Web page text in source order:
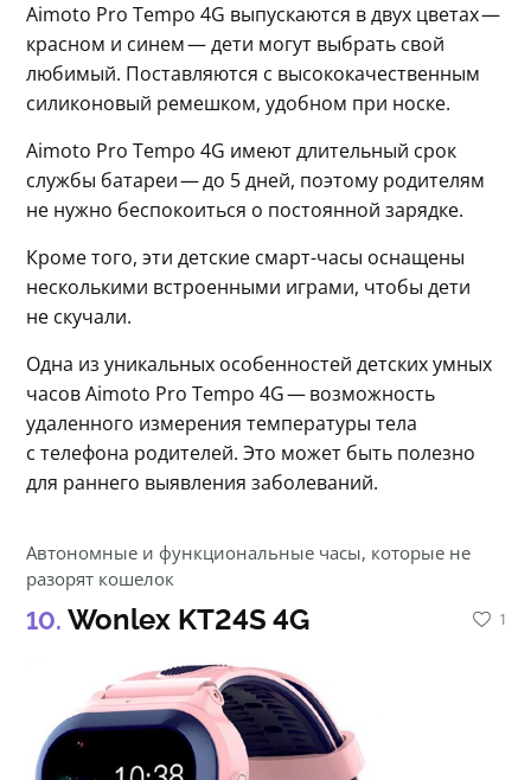
Aimoto Pro Tempo 4G выпускаются в двух цветах —
красном и синем — дети могут выбрать свой
любимый. Поставляются с высококачественным
силиконовый ремешком, удобном при носке.
Aimoto Pro Tempo 4G имеют длительный срок
службы батареи — до 5 дней, поэтому родителям
не нужно беспокоиться о постоянной зарядке.
Кроме того, эти детские смарт-часы оснащены
несколькими встроенными играми, чтобы дети
не скучали.
Одна из уникальных особенностей детских умных
часов Aimoto Pro Tempo 4G — возможность
удаленного измерения температуры тела
с телефона родителей. Это может быть полезно
для раннего выявления заболеваний.
1
Автономные и функциональные часы, которые не
разорят кошелок
Wonlex KT24S 4G